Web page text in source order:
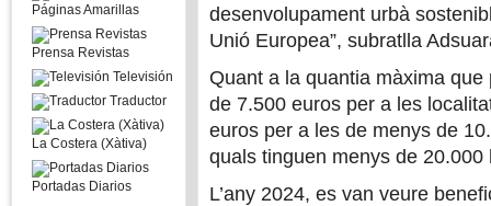
Páginas Amarillas
Prensa Revistas
Televisión
Traductor
La Costera (Xàtiva)
Portadas Diarios
desenvolupament urbà
Unió Europea”, subratlla
Quant a la quantia màxima
de 7.500 euros per a les
euros per a les de menys de
quals tinguen menys de 20.000
L’any 2024, es van veure